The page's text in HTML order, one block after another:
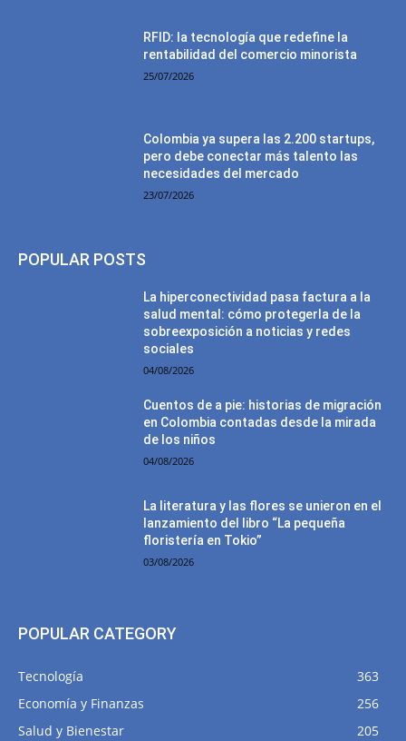
RFID: la tecnología que redefine la
rentabilidad del comercio minorista
25/07/2026
Colombia ya supera las 2.200 startups,
pero debe conectar más talento las
necesidades del mercado
23/07/2026
POPULAR POSTS
La hiperconectividad pasa factura a la
salud mental: cómo protegerla de la
sobreexposición a noticias y redes
sociales
04/08/2026
Cuentos de a pie: historias de migración
en Colombia contadas desde la mirada
de los niños
04/08/2026
La literatura y las flores se unieron en el
lanzamiento del libro “La pequeña
floristería en Tokio”
03/08/2026
POPULAR CATEGORY
Tecnología
363
Economía y Finanzas
256
Salud y Bienestar
205